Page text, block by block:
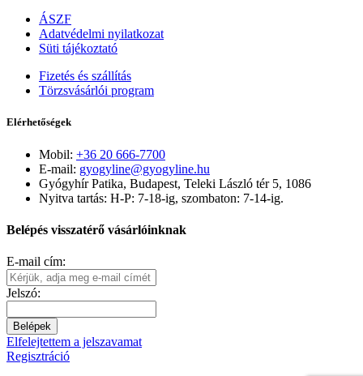
ÁSZF
Adatvédelmi nyilatkozat
Süti tájékoztató
Fizetés és szállítás
Törzsvásárlói program
Elérhetőségek
Mobil: +36 20 666-7700
E-mail: gyogyline@gyogyline.hu
Gyógyhír Patika, Budapest, Teleki László tér 5, 1086
Nyitva tartás: H-P: 7-18-ig, szombaton: 7-14-ig.
Belépés visszatérő vásárlóinknak
E-mail cím:
Jelszó:
Belépek
Elfelejtettem a jelszavamat
Regisztráció